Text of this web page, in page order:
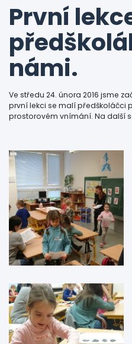
První
námi.
Ve středu 24. února 2016 jsme
první lekci se malí předškoláčci
prostorovém vnímání. Na další